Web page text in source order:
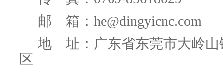
邮 箱：he@dingyicnc.com
地 址：广东省东莞市大岭山
区